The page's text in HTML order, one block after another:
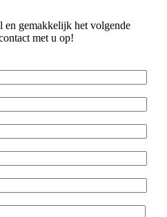
en gemakkelijk het volgende
met u op!